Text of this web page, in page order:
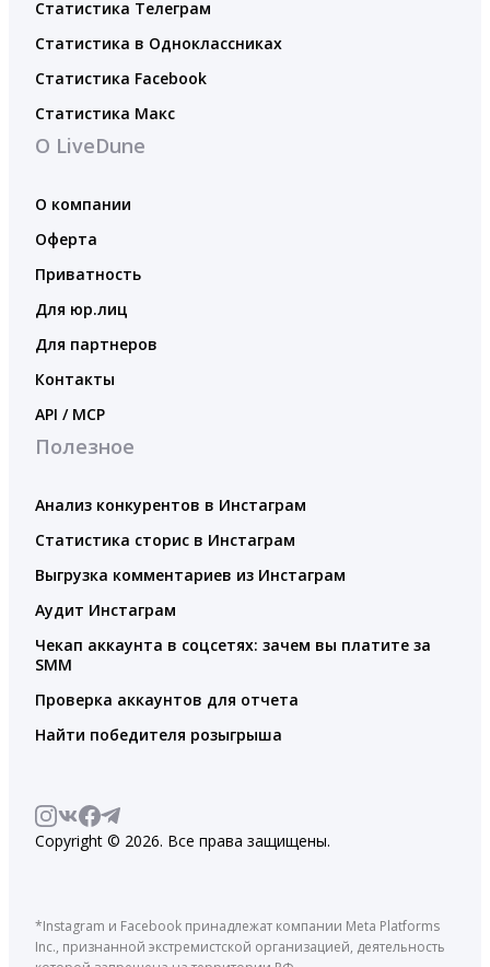
Статистика Телеграм
Статистика в Одноклассниках
Статистика Facebook
Статистика Макс
О LiveDune
О компании
Оферта
Приватность
Для юр.лиц
Для партнеров
Контакты
API / MCP
Полезное
Анализ конкурентов в Инстаграм
Статистика сторис в Инстаграм
Выгрузка комментариев из Инстаграм
Аудит Инстаграм
Чекап аккаунта в соцсетях: зачем вы платите за
SMM
Проверка аккаунтов для отчета
Найти победителя розыгрыша
Copyright © 2026. Все права защищены.
*Instagram и Facebook принадлежат компании Meta Platforms
Inc., признанной экстремистской организацией, деятельность